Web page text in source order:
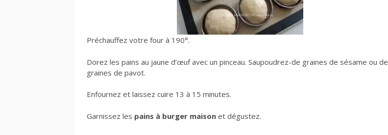
Préchauffez votre four à 190°.
Dorez les pains au jaune d’œuf avec un pinceau. Saupoudrez-de graines de sésame ou de
graines de pavot.
Enfournez et laissez cuire 13 à 15 minutes.
Garnissez les pains à burger maison et dégustez.